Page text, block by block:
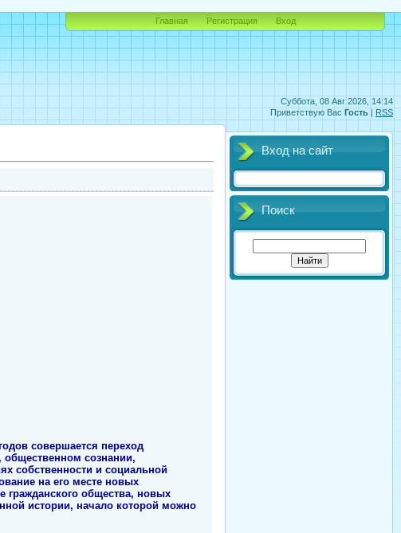
Суббота, 08 Авг 2026, 14:14
Приветствую Вас Гость | RSS
Главная Регистрация Вход
совершается переход
общественном сознании,
собственности и социальной
на его месте новых
гражданского общества, новых
истории, начало которой можно
Вход на сайт
Поиск